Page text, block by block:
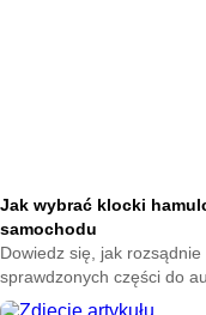
Jak wybrać klocki
samochodu
Dowiedz się, jak
sprawdzonych części do
Zadbaj o komfort jazdy i